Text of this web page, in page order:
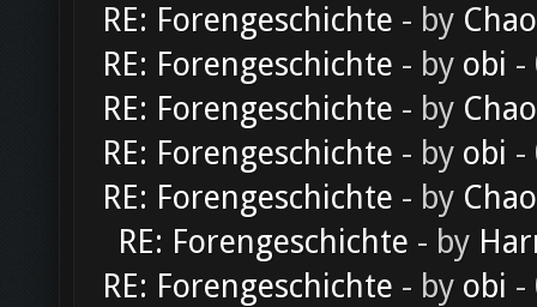
RE: Forengeschichte - by
RE: Forengeschichte - by obi -
RE: Forengeschichte - by
RE: Forengeschichte - by obi -
RE: Forengeschichte - by
RE: Forengeschichte - by
RE: Forengeschichte - by obi -